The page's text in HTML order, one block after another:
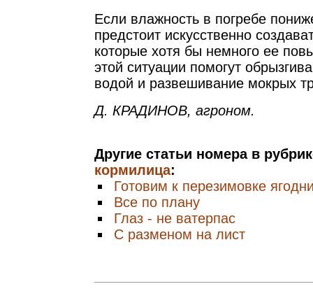
Если влажность в погребе
предстоит искусственно
которые хотя бы немного ее
этой ситуации помогут
водой и развешивание мокрых
Д. КРАДИНОВ, агроном.
Другие статьи номера в
кормилица:
Готовим к перезимовке
Все по плану
Глаз - не ватерпас
С разменом на лист